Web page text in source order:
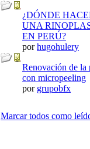
¿DÓNDE
UNA
EN PERÚ?
porhugohulery
Renovación de la
con micropeeling
por grupobfx
Marcar todos como